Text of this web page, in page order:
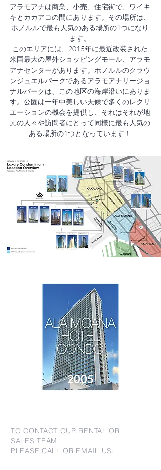
アラモアナは商業、小売、住宅街で、ワイキ
キとカカアコの間にあります。その場所は、
ホノルルで最も人気のある場所の1つになり
ます。
このエリアには、2015年に最近改装された
米国最大の屋外ショッピングモール、アラモ
アナセンターがあります。ホノルルのクラウ
ンジュエルパークであるアラモアナリージョ
ナルパークは、この地区の海岸沿いにありま
す。公園は一年中美しい天候で多くのレクリ
エーションの機会を提供し、それはそれが地
元の人々や訪問者にとって同様に最も人気の
ある場所の1つとなっています！
WARD VILLAGE
DEVELOPMENTS
2005
TO CONTACT OUR RENTAL OR
SALES TEAM
PLEASE CALL OR EMAIL US: